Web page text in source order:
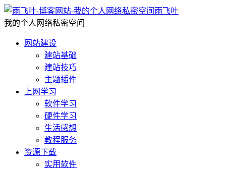
雨飞叶
我的个人网络私密空间
网站建设
建站基础
建站技巧
主题插件
上网学习
软件学习
硬件学习
生活感想
教程服务
资源下载
实用软件